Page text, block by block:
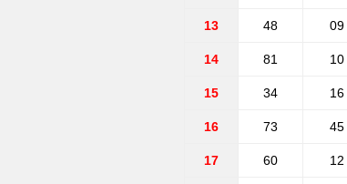
13 48 09
14 81 10
15 34 16
16 73 45
17 60 12